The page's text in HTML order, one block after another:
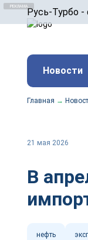
Русь-Турбо -
ООО «Русь-
и других
Реклама.
erid:Новости
Главная →
21 мая 2026
В
нефть